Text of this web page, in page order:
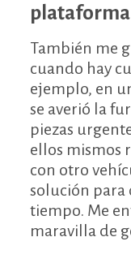
plataforma
También me
cuando hay
ejemplo, en
se averió la
piezas
ellos mismos
con otro
solución para
tiempo. Me
maravilla de